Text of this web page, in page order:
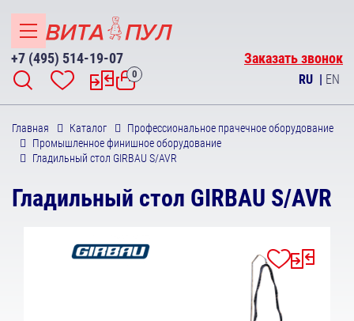
+7 (495) 514-19-07 Заказать звонок
0 RU | EN
Главная Каталог
Профессиональное прачечное оборудование
Промышленное финишное оборудование
Гладильный стол GIRBAU S/AVR
Гладильный стол GIRBAU S/AVR